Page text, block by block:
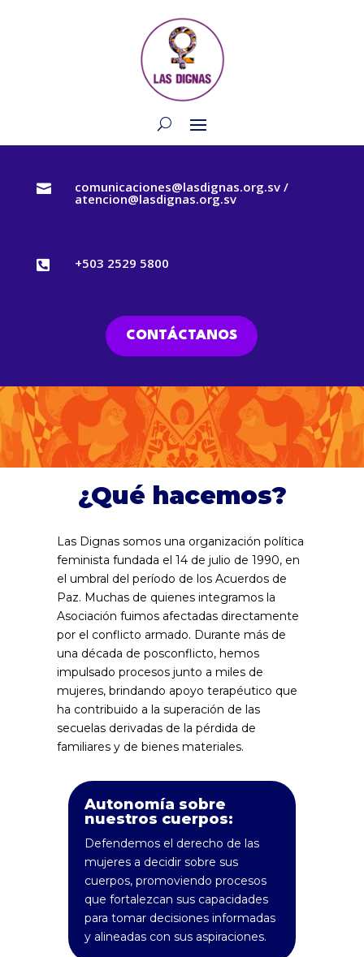
 comunicaciones@lasdignas.org.sv /
atencion@lasdignas.org.sv
 +503 2529 5800
CONTÁCTANOS
¿Qué hacemos?
Las Dignas somos una organización política
feminista fundada el 14 de julio de 1990, en
el umbral del período de los Acuerdos de
Paz. Muchas de quienes integramos la
Asociación fuimos afectadas directamente
por el conflicto armado. Durante más de
una década de posconflicto, hemos
impulsado procesos junto a miles de
mujeres, brindando apoyo terapéutico que
ha contribuido a la superación de las
secuelas derivadas de la pérdida de
familiares y de bienes materiales.
Autonomía sobre
nuestros cuerpos:
Defendemos el derecho de las
mujeres a decidir sobre sus
cuerpos, promoviendo procesos
que fortalezcan sus capacidades
para tomar decisiones informadas
y alineadas con sus aspiraciones.